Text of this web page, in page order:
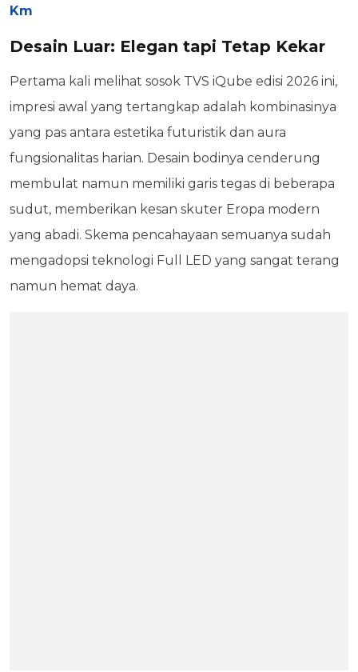
Km
Desain Luar: Elegan tapi Tetap Kekar
Pertama kali melihat sosok TVS iQube edisi 2026 ini,
impresi awal yang tertangkap adalah kombinasinya
yang pas antara estetika futuristik dan aura
fungsionalitas harian. Desain bodinya cenderung
membulat namun memiliki garis tegas di beberapa
sudut, memberikan kesan skuter Eropa modern
yang abadi. Skema pencahayaan semuanya sudah
mengadopsi teknologi Full LED yang sangat terang
namun hemat daya.